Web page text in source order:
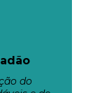
do